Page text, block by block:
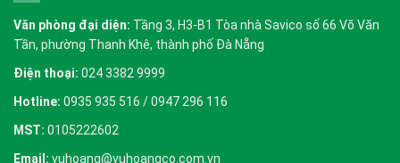
Văn phòng đại diện: Tầng 3, H3-B1 Tòa nhà Savico số 66 Võ Văn
Tần, phường Thanh Khê, thành phố Đà Nẵng
Điện thoại: 024 3382 9999
Hotline: 0935 935 516 / 0947 296 116
MST: 0105222602
Email: vuhoang@vuhoangco.com.vn